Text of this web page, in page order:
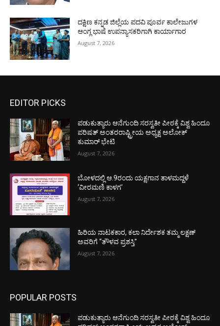
ದಕ್ಷಿಣ ಕನ್ನಡ ಜಿಲ್ಲೆಯ ಪದವಿ ಪೂರ್ವ ಕಾಲೇಜುಗಳ
ಆಂಗ್ಲ ಭಾಷೆ ಉಪನ್ಯಾಸಕರಿಗಾಗಿ ಕಾರ್ಯಾಗಾರ
August 7, 2026
EDITOR PICKS
ಪಡುಕುತ್ಯಾರು ಆನೆಗುಂದಿ ಸರಸ್ವತೀ ಪೀಠಕ್ಕೆ ವಿಶ್ವ ಹಿಂದೂ
ಪರಿಷತ್ ಅಂತರರಾಷ್ಟ್ರೀಯ ಅಧ್ಯಕ್ಷ ಅಲೋಕ್
ಕುಮಾರ್ ಭೇಟಿ
August 7, 2026
ಬೋಳದಲ್ಲಿ ಆ.9ರಂದು ಯಕ್ಷಗಾನ ತಾಳಮದ್ದಳೆ
‘ವೀರಮಣಿ ಕಾಳಗ’
August 7, 2026
ಹಿರಿಯ ನಾಟಕಕಾರ, ಕಲಾ ನಿರ್ದೇಶಕ ತಮ್ಮ ಲಕ್ಷಣ್
ಅವರಿಗೆ “ತೌಳವ ಪ್ರಶಸ್ತಿ”
August 7, 2026
POPULAR POSTS
ಪಡುಕುತ್ಯಾರು ಆನೆಗುಂದಿ ಸರಸ್ವತೀ ಪೀಠಕ್ಕೆ ವಿಶ್ವ ಹಿಂದೂ